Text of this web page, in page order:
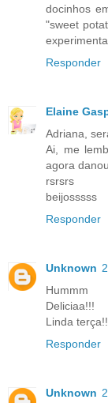
docinhos
"sweet
Responder
Elaine
Adriana,
Ai, me
agora
rsrsrs
beijosssss
Responder
Unknown
Hummm
Deliciaa!!!
Linda
Responder
Unknown